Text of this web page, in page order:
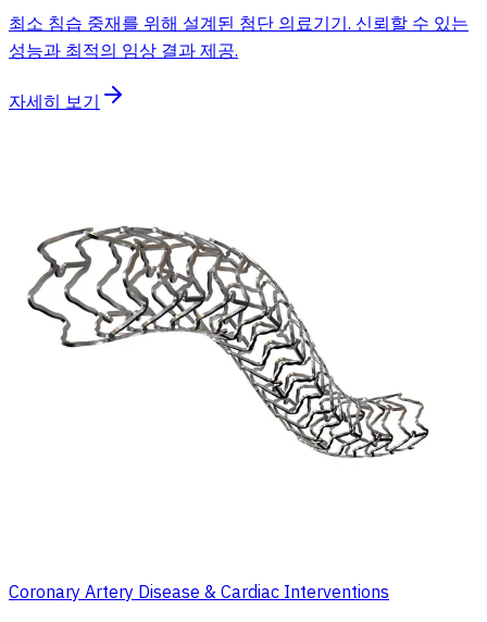
최소 침습 중재를 위해 설계된 첨단 의료기기. 신뢰할 수 있는
성능과 최적의 임상 결과 제공.
자세히 보기
Coronary Artery Disease & Cardiac Interventions